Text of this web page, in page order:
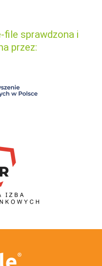
sprawdzona i
przez: